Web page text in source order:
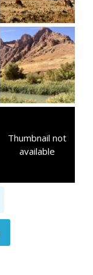
Thumbnail not
available